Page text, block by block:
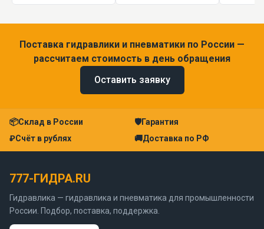
Поставка гидравлики и пневматики по России —
рассчитаем стоимость в день обращения
Оставить заявку
📦Склад в России 🛡Гарантия
₽Счёт в рублях 🚚Доставка по РФ
777-ГИДРА.RU
Гидравлика — гидравлика и пневматика для промышленности
России. Подбор, поставка, поддержка.